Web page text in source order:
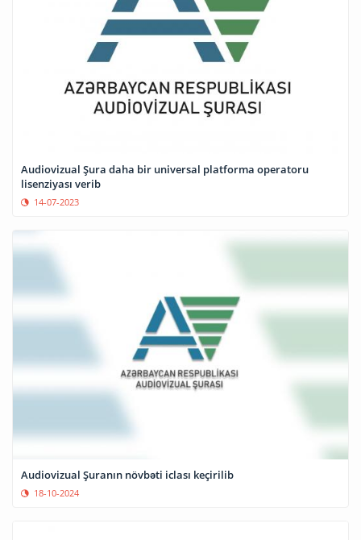
Audiovizual Şura daha bir universal platforma operatoru
lisenziyası verib
14-07-2023
Audiovizual Şuranın növbəti iclası keçirilib
18-10-2024